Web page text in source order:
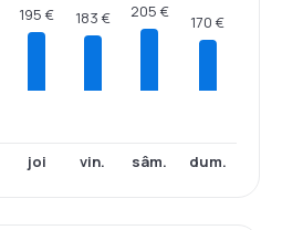
195 €
joi
183 €
vin.
205 €
sâm.
170 €
dum.